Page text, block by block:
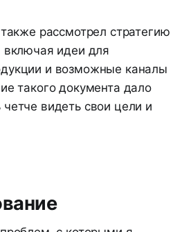
рассмотрел стратегию
идеи для
и возможные каналы
такого документа дало
видеть свои цели и